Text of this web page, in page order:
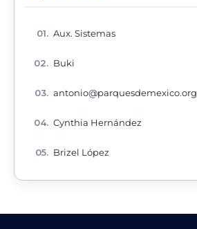
Aux. Sistemas
Buki
antonio@parquesdemexico.org
Cynthia Hernández
Brizel López